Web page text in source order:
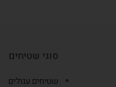
סוגי שטיחים
שטיחים עגולים